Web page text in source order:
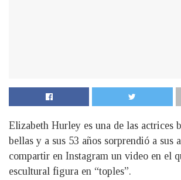
Elizabeth Hurley es una de las actrices
bellas y a sus 53 años sorprendió a sus
compartir en Instagram un video en el
escultural figura en “toples”.